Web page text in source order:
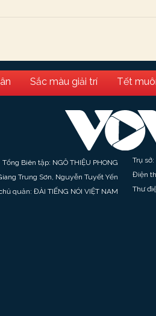
Sắc màu giải trí Tết
Tổng Biên tập: NGÔ THIỆU PHONG
Trung Sơn, Nguyễn Tuyết Yến
quản: ĐÀI TIẾNG NÓI VIỆT NAM
Trụ
Điện
Thư